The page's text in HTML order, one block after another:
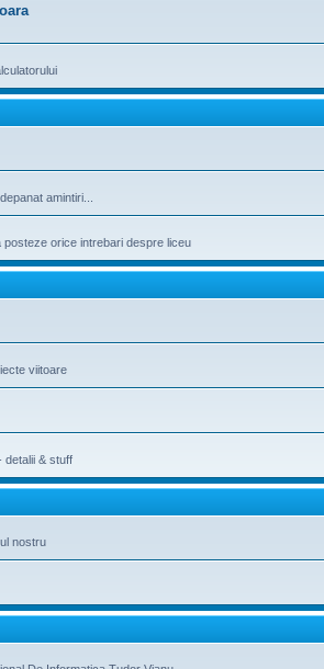
amintiri...
orice intrebari despre liceu
viitoare
detalii & stuff
nostru